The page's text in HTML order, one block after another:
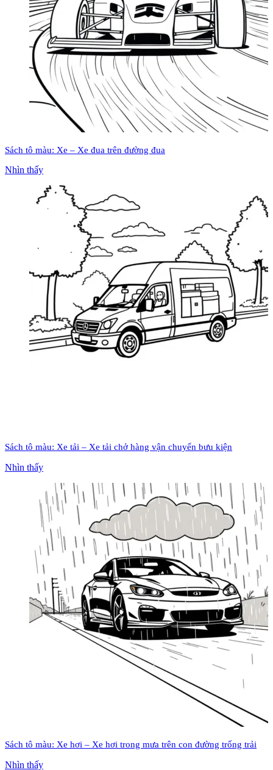
Sách tô màu: Xe – Xe đua trên đường đua
Nhìn thấy
Sách tô màu: Xe tải – Xe tải chở hàng vận chuyển bưu kiện
Nhìn thấy
Sách tô màu: Xe hơi – Xe hơi trong mưa trên con đường trống trải
Nhìn thấy